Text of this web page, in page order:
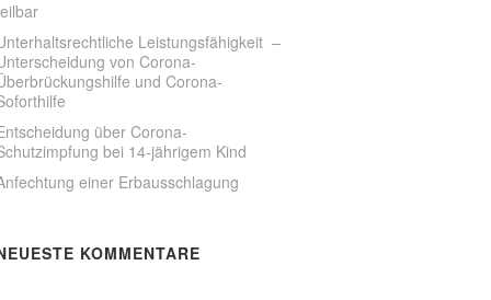
Leistungsfähigkeit –
von Corona-
und Corona-
über Corona-
bei 14-jährigem Kind
einer Erbausschlagung
KOMMENTARE